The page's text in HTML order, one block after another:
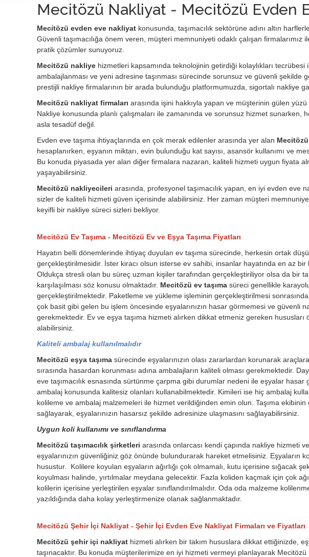
Mecitözü Nakliyat - Mecitözü Evden
Mecitözü evden eve nakliyatkonusunda, taşımacılık sektörüne adını altın
Güvenli taşımacılığa önem veren, müşteri memnuniyeti odaklı çalışan firmalarımız
pratik çözümler sunuyoruz.
Mecitözü nakliyehizmetleri kapsamında teknolojinin getirdiği kolaylıkları tecrübesi
ambalajlanması ve yeni adresine taşınması sürecinde sorunsuz ve güvenli şekilde
prestijli nakliye firmalarının bir arada bulunduğu platformumuzda, sigortalı nakliye
Mecitözü nakliyat firmaları arasında işini hakkıyla yapan ve müşterinin gülen
Nakliye konusunda planlı çalışmaları ile zamanında ve sorunsuz hizmet sunarken,
asla tesadüf değil.
Evden eve taşıma ihtiyaçlarında en çok merak edilenler arasında yer alan
hesaplanırken, eşyanın miktarı, evin bulunduğu kat sayısı, asansör kullanımı ve
Bu konuda piyasada yer alan diğer firmalara nazaran, kaliteli hizmeti uygun fiyata
yaşayabilirsiniz.
Mecitözü nakliyecileri arasında, profesyonel taşımacılık yapan, en iyi evden eve
sizler de kaliteli hizmeti güven içerisinde alabilirsiniz. Her zaman müşteri
keyifli bir nakliye süreci sizleri bekliyor.
Mecitözü Ev Taşıma - Mecitözü Ev ve Eşya Taşıma Fiyatları
Hayatın belli dönemlerinde ihtiyaç duyulan ev taşıma sürecinde, herkesin ortak
gerçekleştirilmesidir. İster kiracı olsun isterse ev sahibi, insanlar hayatında en az bir
Oldukça stresli olan bu süreç uzman kişiler tarafından gerçekleştiriliyor olsa da bir
karşılaşılması söz konusu olmaktadır. Mecitözü ev taşımasüreci genellikle
gerçekleştirilmektedir. Paketleme ve yükleme işleminin gerçekleştirilmesi
çok basit gibi gelen bu işlem öncesinde eşyalarınızın hasar görmemesi ve güvenli
gerekmektedir. Ev ve eşya taşıma hizmeti alırken dikkat etmeniz gereken
alabilirsiniz.
Kaliteli ambalaj kullanılmalıdır
Mecitözü eşya taşımasürecinde eşyalarınızın olası zararlardan korunarak
sırasında hasardan korunması adına ambalajların kaliteli olması gerekmektedir.
eve taşımacılık esnasında sürtünme çarpma gibi durumlar nedeni ile eşyalar
ambalaj konusunda kalitesiz olanları kullanabilmektedir. Kimileri ise hiç ambalaj
kolileme ve ambalaj malzemeleri ile hizmet verildiğinden emin olun. Taşıma ekibinin
sağlayarak, eşyalarınızın hasarsız şekilde adresinize ulaşmasını sağlayabilirsiniz.
Uygun koli kullanımı ve sınıflandırma
Mecitözü taşımacılık şirketleri arasında onlarcası kendi çapında nakliye hizmeti
eşyalarınızın güvenliğiniz göz önünde bulundurarak hareket etmelisiniz. Eşyaların
husustur. Kolilere koyulan eşyaların ağırlığı çok olmamalı, kutu içerisine sığacak
koyulması halinde, yırtılmalar meydana gelecektir. Fazla koliden kaçmak için çok
kolilerin içerisine yerleştirilen eşyalar sınıflandırılmalıdır. Oda oda malzeme
yazıldığında daha kolay yerleştirmenize olanak sağlanmaktadır.
Mecitözü Şehir İçi Nakliyat - Şehir İçi Evden Eve Nakliyat Firmaları ve Fiyatları
Mecitözü şehir içi nakliyat hizmeti alırken bir takım hususlara dikkat ettiğinizde,
taşınacaktır. Bu konuda müşterilerimize en iyi hizmeti vermeyi planlayarak